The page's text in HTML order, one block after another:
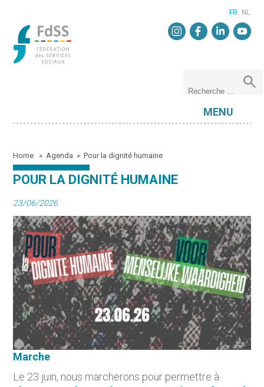
FR NL
MENU
Home »Agenda »Pour la dignité humaine
POUR LA DIGNITÉ HUMAINE
23/06/2026
Marche
Le 23 juin, nous marcherons pour permettre à